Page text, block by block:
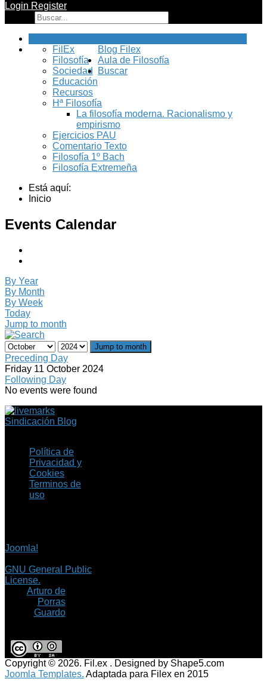
Login Register
Blog Filex
FilEx
Filosofía
Sociedad
Educación
Recursos
Aula de Filosofía
Hª Filosofía
La filosofía moderna. Racionalismo y
empirismo
Ejercicios PAU
Comentario Texto
Filosofía 1º Bach
Filosofía Extremeña
Buscar
Está aquí:
Inicio
Events Calendar
By Year
By Month
By Week
Today
Jump to month
Jump to month
Preceding Day
Friday 11 October 2024
Following Day
No events were found
Sindicación Blog
Política de
Privacidad y
Cookies
Terminos de
uso
Joomla!
GNU General Public
License.
Arturo de
Porras
Guardo
Copyright © 2026. Fil.ex . Designed by Shape5.com
Joomla Templates. Adaptada para Filex en 2015